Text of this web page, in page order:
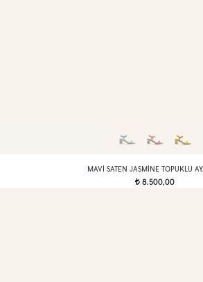
MAVI SATEN JASMINE TOPUKLU
t8.500,00